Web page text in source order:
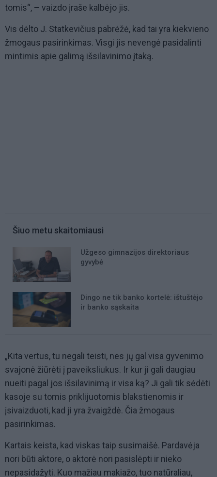
tomis“, – vaizdo įraše kalbėjo jis.
Vis dėlto J. Statkevičius pabrėžė, kad tai yra kiekvieno
žmogaus pasirinkimas. Visgi jis nevengė pasidalinti
mintimis apie galimą išsilavinimo įtaką.
Šiuo metu skaitomiausi
Užgeso gimnazijos direktoriaus
gyvybė
Dingo ne tik banko kortelė: ištuštėjo
ir banko sąskaita
„Kita vertus, tu negali teisti, nes jų gal visa gyvenimo
svajonė žiūrėti į paveiksliukus. Ir kur ji gali daugiau
nueiti pagal jos išsilavinimą ir visa ką? Ji gali tik sėdėti
kasoje su tomis priklijuotomis blakstienomis ir
įsivaizduoti, kad ji yra žvaigždė. Čia žmogaus
pasirinkimas.
Kartais keista, kad viskas taip susimaišė. Pardavėja
nori būti aktore, o aktorė nori pasislėpti ir nieko
nepasidažyti. Kuo mažiau makiažo, tuo natūraliau,